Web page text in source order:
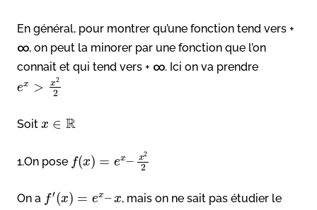
En général, pour montrer qu’une fonction tend vers +
∞, on peut la minorer par une fonction que l’on
connait et qui tend vers + ∞. Ici on va prendre
ex > x2
2
Soit x ∈ R
1.On pose f(x) = ex– x2
2
On a f′(x) = ex–x, mais on ne sait pas étudier le